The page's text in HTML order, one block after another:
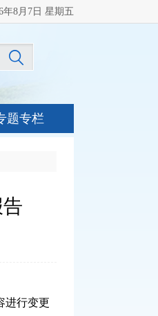
年8月7日 星期五
题专栏
进行变更